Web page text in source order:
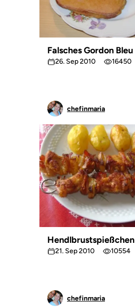
Falsches Gordon Bleu
26. Sep 2010 16450
chefinmaria
Hendlbrustspießchen
21. Sep 2010 10554
chefinmaria